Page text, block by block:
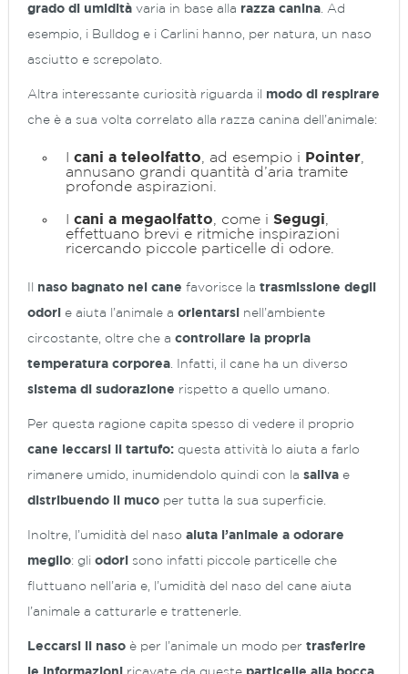
grado di umidità varia in base alla razza canina . Ad
esempio, i Bulldog e i Carlini hanno, per natura, un naso
asciutto e screpolato.
Altra interessante curiosità riguarda il modo di respirare
che è a sua volta correlato alla razza canina dell’animale:
cani a teleolfatto , ad esempio i Pointer
annusano grandi quantità d’aria tramite
profonde aspirazioni.
cani a megaolfatto , come i Segugi
effettuano brevi e ritmiche inspirazioni
ricercando piccole particelle di odore.
naso bagnato nel cane favorisce la trasmissione degli
odori e aiuta l’animale a orientarsi nell’ambiente
circostante, oltre che a controllare la propria
temperatura corporea . Infatti, il cane ha un diverso
sistema di sudorazione rispetto a quello umano.
Per questa ragione capita spesso di vedere il proprio
cane leccarsi il tartufo: questa attività lo aiuta a farlo
rimanere umido, inumidendolo quindi con la saliva e
distribuendo il muco per tutta la sua superficie.
Inoltre, l’umidità del naso aiuta l’animale a odorare
meglio: gli odori sono infatti piccole particelle che
fluttuano nell’aria e, l’umidità del naso del cane aiuta
l’animale a catturarle e trattenerle.
Leccarsi il naso è per l’animale un modo per trasferire
le informazioni ricavate da queste particelle alla bocca